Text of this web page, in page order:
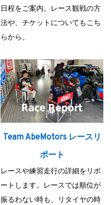
日程をご案内。レース観戦の方
法や、チケットについてもこち
らから。
Team AbeMotors レースリ
ポート
レースや練習走行の詳細をリポ
ートします。レースでは順位が
振るわない時も、リタイヤの時